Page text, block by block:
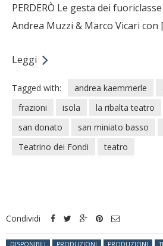
PERDERÒ Le gesta dei
Andrea Muzzi & Marco Vicari con
Leggi
Tagged with: andrea kaemmerle
frazioni
isola la ribalta teatro
san donato
san miniato basso
Teatrino dei Fondi
teatro
Condividi
Posted in:
DISPONIBILI PRODUZIONI PRODUZIONI